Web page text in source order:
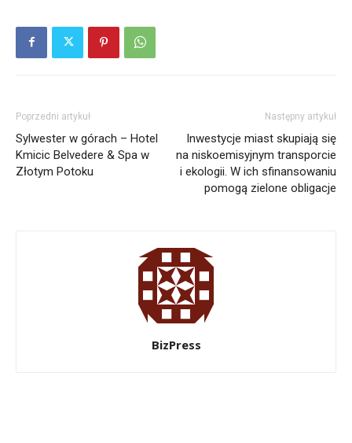
Poprzedni artykuł
Sylwester w górach – Hotel
Kmicic Belvedere & Spa w
Złotym Potoku
Następny artykuł
Inwestycje miast skupiają się
na niskoemisyjnym transporcie
i ekologii. W ich sfinansowaniu
pomogą zielone obligacje
BizPress